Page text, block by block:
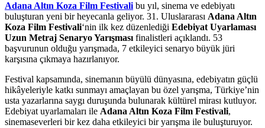
Adana Altın Koza Film Festivali bu yıl, sinema ve edebiyatı
buluşturan yeni bir heyecanla geliyor. 31. Uluslararası Adana Altın
Koza Film Festivali‘nin ilk kez düzenlediği Edebiyat Uyarlaması
Uzun Metraj Senaryo Yarışması finalistleri açıklandı. 53
başvurunun olduğu yarışmada, 7 etkileyici senaryo büyük jüri
karşısına çıkmaya hazırlanıyor.
Festival kapsamında, sinemanın büyülü dünyasına, edebiyatın güçlü
hikâyeleriyle katkı sunmayı amaçlayan bu özel yarışma, Türkiye’nin
usta yazarlarına saygı duruşunda bulunarak kültürel mirası kutluyor.
Edebiyat uyarlamaları ile Adana Altın Koza Film Festivali,
sinemaseverleri bir kez daha etkileyici bir yarışma ile buluşturuyor.